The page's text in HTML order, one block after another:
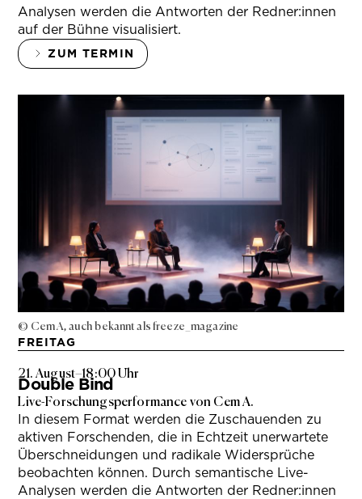
Analysen werden die Antworten der Redner:innen
auf der Bühne visualisiert.
ZUM TERMIN
© Cem A, auch bekannt als freeze_magazine
FREITAG
21. August–18:00 Uhr
Double Bind
Live-Forschungsperformance von Cem A.
In diesem Format werden die Zuschauenden zu
aktiven Forschenden, die in Echtzeit unerwartete
Überschneidungen und radikale Widersprüche
beobachten können. Durch semantische Live-
Analysen werden die Antworten der Redner:innen